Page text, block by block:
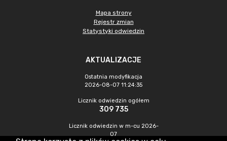
Mapa strony
Rejestr zmian
Statystyki odwiedzin
AKTUALIZACJE
Ostatnia modyfikacja
2026-08-07 11:24:35
Licznik odwiedzin ogółem
309 735
Licznik odwiedzin w m-cu 2026-
07